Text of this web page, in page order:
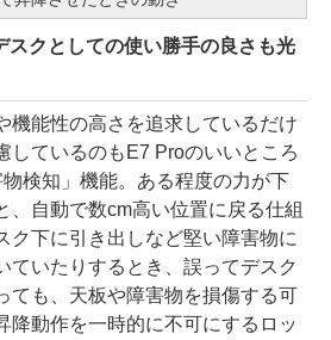
スクとしての使い勝手の良さも光
能性の高さを追求しているだけ
しているのもE7 Proのいいところ
検知」機能。ある程度の力が下
、自動で数cm高い位置に戻る仕組
ク下に引き出しなど堅い障害物に
ていたりするとき、誤ってデスク
ても、天板や障害物を損傷する可
降動作を一時的に不可にするロッ